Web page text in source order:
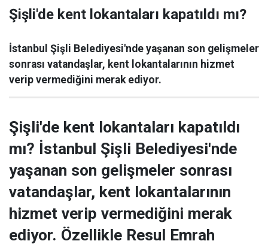
Şişli'de kent lokantaları kapatıldı mı?
İstanbul Şişli Belediyesi'nde yaşanan son gelişmeler
sonrası vatandaşlar, kent lokantalarının hizmet
verip vermediğini merak ediyor.
Şişli'de kent lokantaları kapatıldı
mı? İstanbul Şişli Belediyesi'nde
yaşanan son gelişmeler sonrası
vatandaşlar, kent lokantalarının
hizmet verip vermediğini merak
ediyor. Özellikle Resul Emrah